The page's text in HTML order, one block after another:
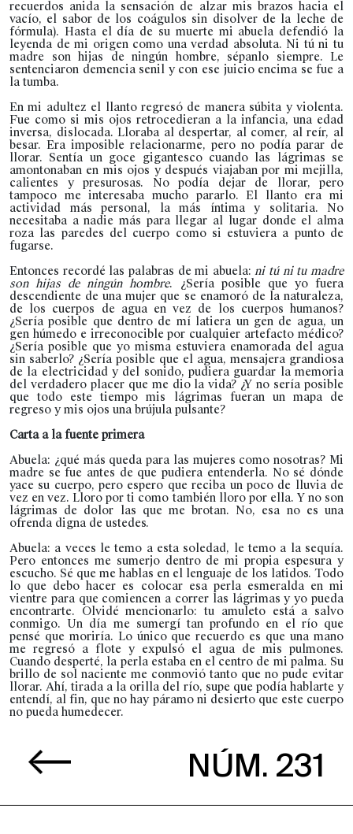
recuerdos anida la sensación de alzar mis brazos hacia el
vacío, el sabor de los coágulos sin disolver de la leche de
fórmula). Hasta el día de su muerte mi abuela defendió la
leyenda de mi origen como una verdad absoluta. Ni tú ni tu
madre son hijas de ningún hombre, sépanlo siempre. Le
sentenciaron demencia senil y con ese juicio encima se fue a
la tumba.
En mi adultez el llanto regresó de manera súbita y violenta.
Fue como si mis ojos retrocedieran a la infancia, una edad
inversa, dislocada. Lloraba al despertar, al comer, al reír, al
besar. Era imposible relacionarme, pero no podía parar de
llorar. Sentía un goce gigantesco cuando las lágrimas se
amontonaban en mis ojos y después viajaban por mi mejilla,
calientes y presurosas. No podía dejar de llorar, pero
tampoco me interesaba mucho pararlo. El llanto era mi
actividad más personal, la más íntima y solitaria. No
necesitaba a nadie más para llegar al lugar donde el alma
roza las paredes del cuerpo como si estuviera a punto de
fugarse.
Entonces recordé las palabras de mi abuela:ni tú ni tu madre
son hijas de ningún hombre. ¿Sería posible que yo fuera
descendiente de una mujer que se enamoró de la naturaleza,
de los cuerpos de agua en vez de los cuerpos humanos?
¿Sería posible que dentro de mí latiera un gen de agua, un
gen húmedo e irreconocible por cualquier artefacto médico?
¿Sería posible que yo misma estuviera enamorada del agua
sin saberlo? ¿Sería posible que el agua, mensajera grandiosa
de la electricidad y del sonido, pudiera guardar la memoria
del verdadero placer que me dio la vida? ¿Y no sería posible
que todo este tiempo mis lágrimas fueran un mapa de
regreso y mis ojos una brújula pulsante?
Carta a la fuente primera
Abuela: ¿qué más queda para las mujeres como nosotras? Mi
madre se fue antes de que pudiera entenderla. No sé dónde
yace su cuerpo, pero espero que reciba un poco de lluvia de
vez en vez. Lloro por ti como también lloro por ella. Y no son
lágrimas de dolor las que me brotan. No, esa no es una
ofrenda digna de ustedes.
Abuela: a veces le temo a esta soledad, le temo a la sequía.
Pero entonces me sumerjo dentro de mi propia espesura y
escucho. Sé que me hablas en el lenguaje de los latidos. Todo
lo que debo hacer es colocar esa perla esmeralda en mi
vientre para que comiencen a correr las lágrimas y yo pueda
encontrarte. Olvidé mencionarlo: tu amuleto está a salvo
conmigo. Un día me sumergí tan profundo en el río que
pensé que moriría. Lo único que recuerdo es que una mano
me regresó a flote y expulsó el agua de mis pulmones.
Cuando desperté, la perla estaba en el centro de mi palma. Su
brillo de sol naciente me conmovió tanto que no pude evitar
llorar. Ahí, tirada a la orilla del río, supe que podía hablarte y
entendí, al fin, que no hay páramo ni desierto que este cuerpo
no pueda humedecer.
NÚM. 231